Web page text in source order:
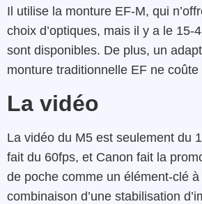
Il utilise la monture EF-M, qui
choix d’optiques, mais il y a le 15-
sont disponibles. De plus, un
monture traditionnelle EF ne
La vidéo
La vidéo du M5 est seulement du
fait du 60fps, et Canon fait la
de poche comme un élément-clé
combinaison d’une stabilisation